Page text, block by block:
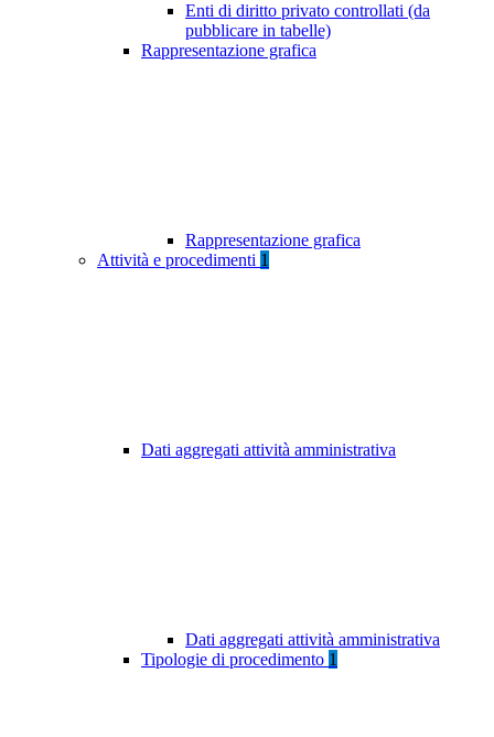
Enti di diritto privato controllati (da
pubblicare in tabelle)
Rappresentazione grafica
Rappresentazione grafica
Attività e procedimenti 1
Dati aggregati attività amministrativa
Dati aggregati attività amministrativa
Tipologie di procedimento 1